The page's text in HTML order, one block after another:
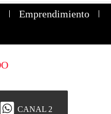
Emprendimiento
CANAL 2